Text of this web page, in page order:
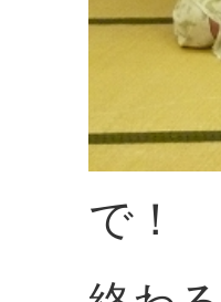
で！